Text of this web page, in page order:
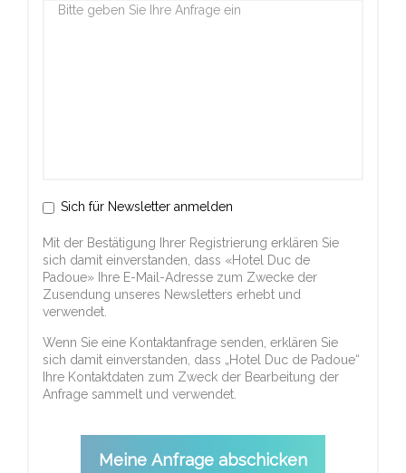
Sich für Newsletter anmelden
Mit der Bestätigung Ihrer Registrierung erklären Sie
sich damit einverstanden, dass «Hotel Duc de
Padoue» Ihre E-Mail-Adresse zum Zwecke der
Zusendung unseres Newsletters erhebt und
verwendet.
Wenn Sie eine Kontaktanfrage senden, erklären Sie
sich damit einverstanden, dass „Hotel Duc de Padoue“
Ihre Kontaktdaten zum Zweck der Bearbeitung der
Anfrage sammelt und verwendet.